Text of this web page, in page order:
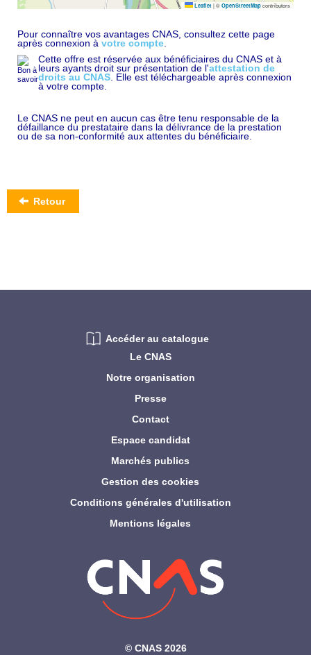
Leaflet |© OpenStreetMap contributors
Pour connaître vos avantages CNAS, consultez cette page
après connexion à votre compte.
Cette offre est réservée aux bénéficiaires du CNAS et à
leurs ayants droit sur présentation de l'attestation de
droits au CNAS. Elle est téléchargeable après connexion
à votre compte.
Le CNAS ne peut en aucun cas être tenu responsable de la
défaillance du prestataire dans la délivrance de la prestation
ou de sa non-conformité aux attentes du bénéficiaire.
Retour
©‎ CNAS 2026
Le CNAS
Notre organisation
Presse
Contact
Espace candidat
Marchés publics
Gestion des cookies
Conditions générales d'utilisation
Mentions légales
Accéder au catalogue